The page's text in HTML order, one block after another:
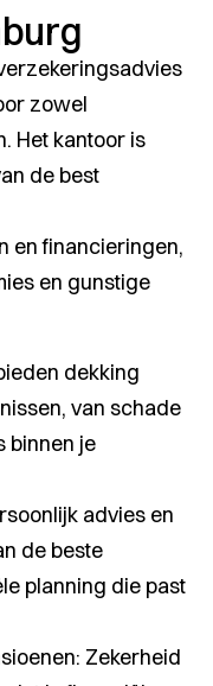
zowel
Het kantoor is
de best
en financieringen,
en gunstige
dekking
van schade
binnen je
advies en
de beste
planning die past
Zekerheid